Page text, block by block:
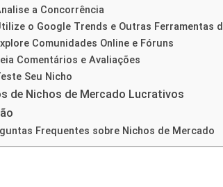
a Concorrência
o Google Trends e Outras Ferramentas
Comunidades Online e Fóruns
Comentários e Avaliações
Seu Nicho
de Nichos de Mercado Lucrativos
Frequentes sobre Nichos de Mercado